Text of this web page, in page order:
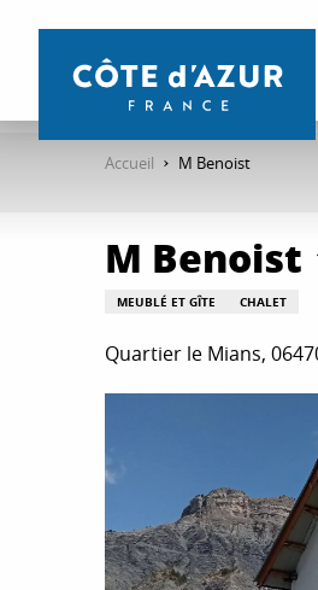
contenu
Accueil M Benoist
M Benoist
MEUBLÉ ET GÎTE CHALET
Quartier le Mians,